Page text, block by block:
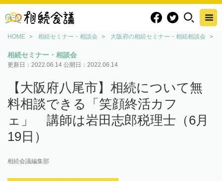
HOME 相続セミナー・相談会 大阪府の相続セミナー・相続相談会
相続セミナー・相談会
更新日： 2022.06.14 公開日： 2022.06.14
【大阪府八尾市】相続について無
料相談できる「笑顔終活カフ
ェ」 講師は岩田志郎税理士（6月
19日）
相続会議編集部